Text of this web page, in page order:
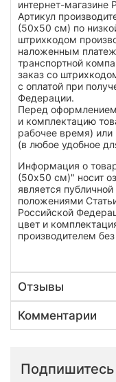
интернет-магазине
Артикул
(50х50 см) по
штрихкодом
наложенным
транспортной
заказ со
с оплатой при
Федерации.
Перед оформлением
и комплектацию
рабочее время) или
(в любое удобное
Информация о
(50х50 см)" носит
является
положениями
Российской
цвет и
производителем
Отзывы
Комментарии
Подпишитесь